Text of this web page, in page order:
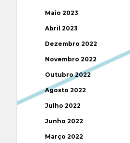
Maio 2023
Abril 2023
Dezembro 2022
Novembro 2022
Outubro 2022
Agosto 2022
Julho 2022
Junho 2022
Março 2022